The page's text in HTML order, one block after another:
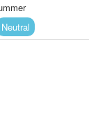
Neutral